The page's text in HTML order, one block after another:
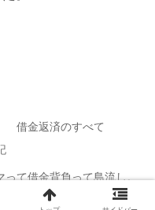
借金返済のすべて
て借金背負って島流し。